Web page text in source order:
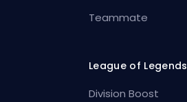
Teammate
League of Legends
Division Boost